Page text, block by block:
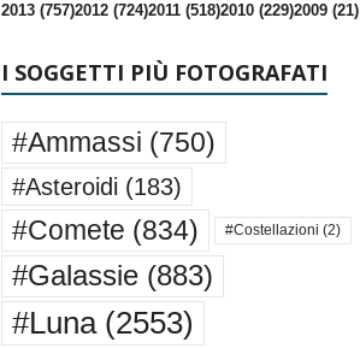
2013 (757)2012 (724)2011 (518)2010 (229)2009 (21)
I SOGGETTI PIÙ FOTOGRAFATI
#Ammassi (750)
#Asteroidi (183)
#Comete (834) #Costellazioni (2)
#Galassie(883)
#Luna(2553)